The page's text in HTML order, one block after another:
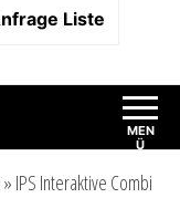
Liste
MEN
Ü
» IPS Interaktive Combi